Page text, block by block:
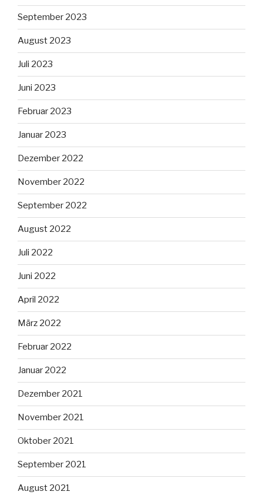
September 2023
August 2023
Juli 2023
Juni 2023
Februar 2023
Januar 2023
Dezember 2022
November 2022
September 2022
August 2022
Juli 2022
Juni 2022
April 2022
März 2022
Februar 2022
Januar 2022
Dezember 2021
November 2021
Oktober 2021
September 2021
August 2021